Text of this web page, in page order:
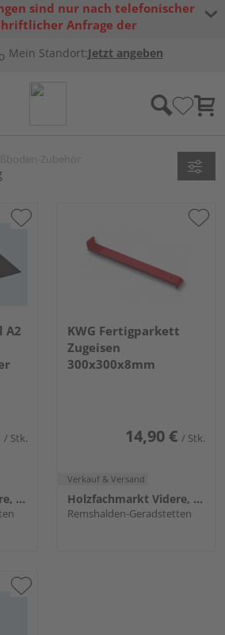
sind nur nach telefonischer
Anfrage der
Mein Standort:Jetzt angeben
A2
/ Stk.
Holzfachmarkt Videre, Remshalden
KWG Fertigparkett
Zugeisen
300x300x8mm
14,90 € / Stk.
Verkauf & Versand
Holzfachmarkt Videre, Remshalden
Remshalden-Geradstetten